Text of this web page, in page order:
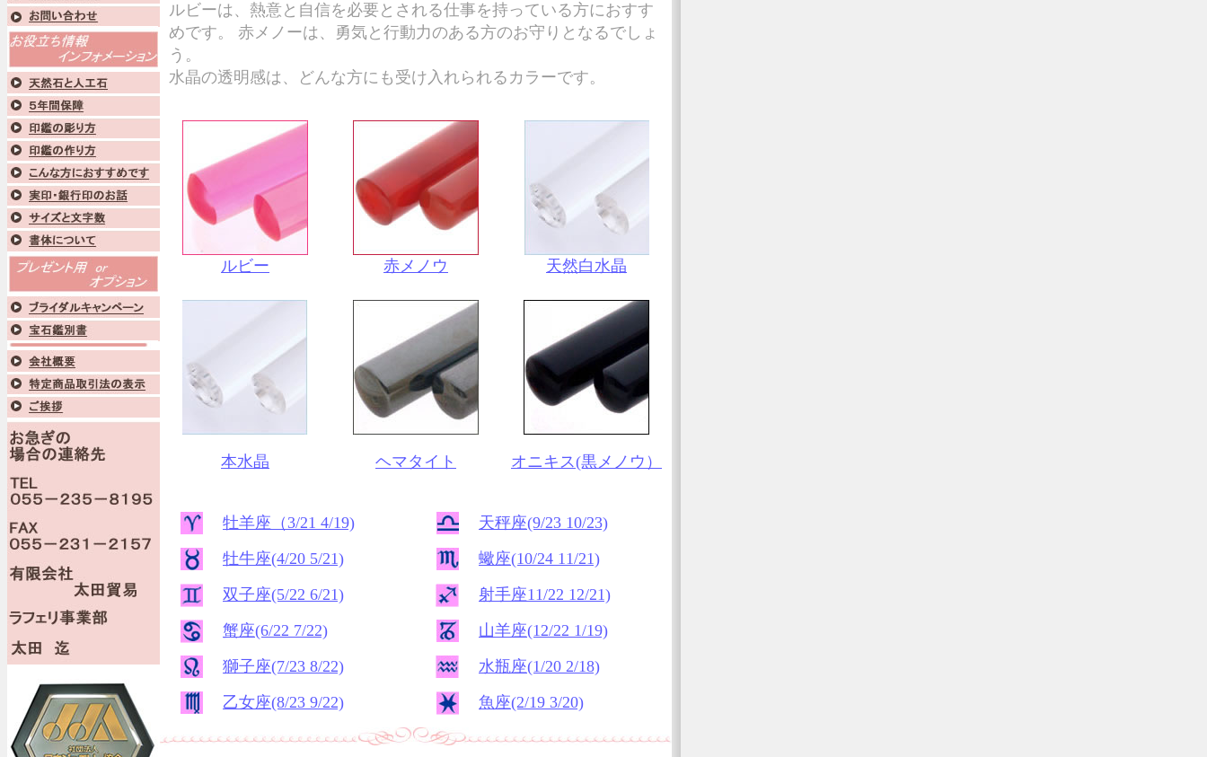
ルビーは、熱意と自信を必要とされる仕事を持っている方におすす
めです。 赤メノーは、勇気と行動力のある方のお守りとなるでしょ
う。
水晶の透明感は、どんな方にも受け入れられるカラーです。
ルビー 赤メノウ 天然白水晶
本水晶 ヘマタイト オニキス(黒メノウ）
牡羊座（3/21 4/19)
天秤座(9/23 10/23)
牡牛座(4/20 5/21)
蠍座(10/24 11/21)
双子座(5/22 6/21)
射手座11/22 12/21)
蟹座(6/22 7/22)
山羊座(12/22 1/19)
獅子座(7/23 8/22)
水瓶座(1/20 2/18)
乙女座(8/23 9/22)
魚座(2/19 3/20)